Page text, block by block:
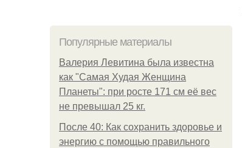
Популярные материалы
Валерия Левитина была известна
как "Самая Худая Женщина
Планеты": при росте 171 см её вес
не превышал 25 кг.
После 40: Как сохранить здоровье и
энергию с помощью правильного